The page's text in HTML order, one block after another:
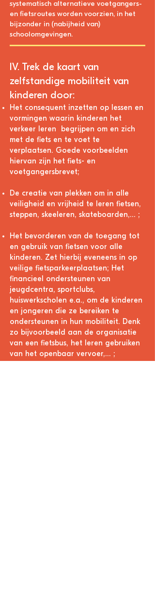
systematisch alternatieve voetgangers-
en fietsroutes worden voorzien, in het
bijzonder in (nabijheid van)
schoolomgevingen.
IV. Trek de kaart van
zelfstandige mobiliteit van
kinderen door:
Het consequent inzetten op lessen en
vormingen waarin kinderen het
verkeer leren begrijpen om en zich
met de fiets en te voet te
verplaatsen. Goede voorbeelden
hiervan zijn het fiets- en
voetgangersbrevet;
De creatie van plekken om in alle
veiligheid en vrijheid te leren fietsen,
steppen, skeeleren, skateboarden,… ;
Het bevorderen van de toegang tot
en gebruik van fietsen voor alle
kinderen. Zet hierbij eveneens in op
veilige fietsparkeerplaatsen; Het
financieel ondersteunen van
jeugdcentra, sportclubs,
huiswerkscholen e.a., om de kinderen
en jongeren die ze bereiken te
ondersteunen in hun mobiliteit. Denk
zo bijvoorbeeld aan de organisatie
van een fietsbus, het leren gebruiken
van het openbaar vervoer,… ;